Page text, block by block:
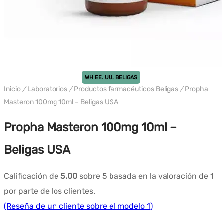
WH EE. UU. BELIGAS
Inicio / Laboratorios / Productos farmacéuticos Beligas /Propha
Masteron 100mg 10ml – Beligas USA
Propha Masteron 100mg 10ml –
Beligas USA
Calificación de 5.00 sobre 5 basada en la valoración de 1
por parte de los clientes.
(Reseña de un cliente sobre el modelo 1)